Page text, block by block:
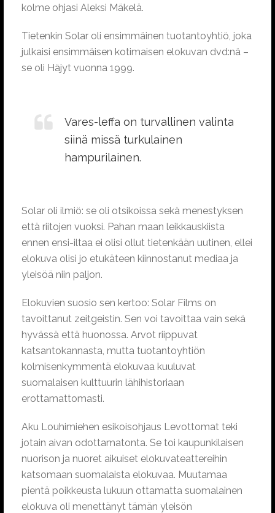
kolme ohjasi Aleksi Mäkelä.
Tietenkin Solar oli ensimmäinen tuotantoyhtiö, joka
julkaisi ensimmäisen kotimaisen elokuvan dvd:nä –
se oli Häjyt vuonna 1999.
Vares-leffa on turvallinen valinta
siinä missä turkulainen
hampurilainen.
Solar oli ilmiö: se oli otsikoissa sekä menestyksen
että riitojen vuoksi. Pahan maan leikkauskiista
ennen ensi-iltaa ei olisi ollut tietenkään uutinen, ellei
elokuva olisi jo etukäteen kiinnostanut mediaa ja
yleisöä niin paljon.
Elokuvien suosio sen kertoo: Solar Films on
tavoittanut zeitgeistin. Sen voi tavoittaa vain sekä
hyvässä että huonossa. Arvot riippuvat
katsantokannasta, mutta tuotantoyhtiön
kolmisenkymmentä elokuvaa kuuluvat
suomalaisen kulttuurin lähihistoriaan
erottamattomasti.
Aku Louhimiehen esikoisohjaus Levottomat teki
jotain aivan odottamatonta. Se toi kaupunkilaisen
nuorison ja nuoret aikuiset elokuvateattereihin
katsomaan suomalaista elokuvaa. Muutamaa
pientä poikkeusta lukuun ottamatta suomalainen
elokuva oli menettänyt tämän yleisön